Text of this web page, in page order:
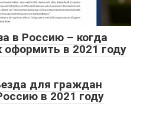
в Россию – когда
оформить в 2021 году
для граждан
в 2021 году